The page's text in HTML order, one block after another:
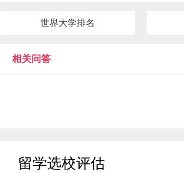
世界大学排名
相关问答
留学选校评估